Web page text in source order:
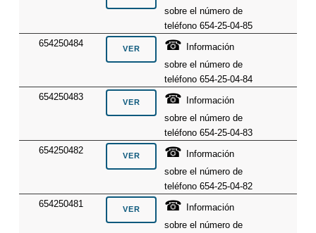
sobre el número de
teléfono 654-25-04-85
654250484
☎
Información
sobre el número de
teléfono 654-25-04-84
654250483
☎
Información
sobre el número de
teléfono 654-25-04-83
654250482
☎
Información
sobre el número de
teléfono 654-25-04-82
654250481
☎
Información
sobre el número de